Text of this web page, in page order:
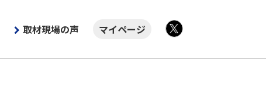
取材現場の声
マイページ